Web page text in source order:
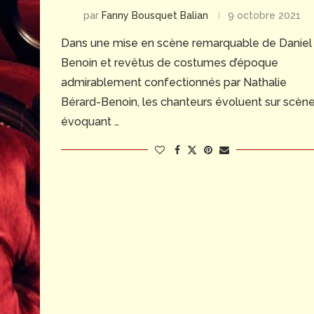
par Fanny Bousquet Balian 9 octobre 2021
Dans une mise en scène remarquable de Daniel
Benoin et revêtus de costumes d’époque
admirablement confectionnés par Nathalie
Bérard-Benoin, les chanteurs évoluent sur
évoquant …